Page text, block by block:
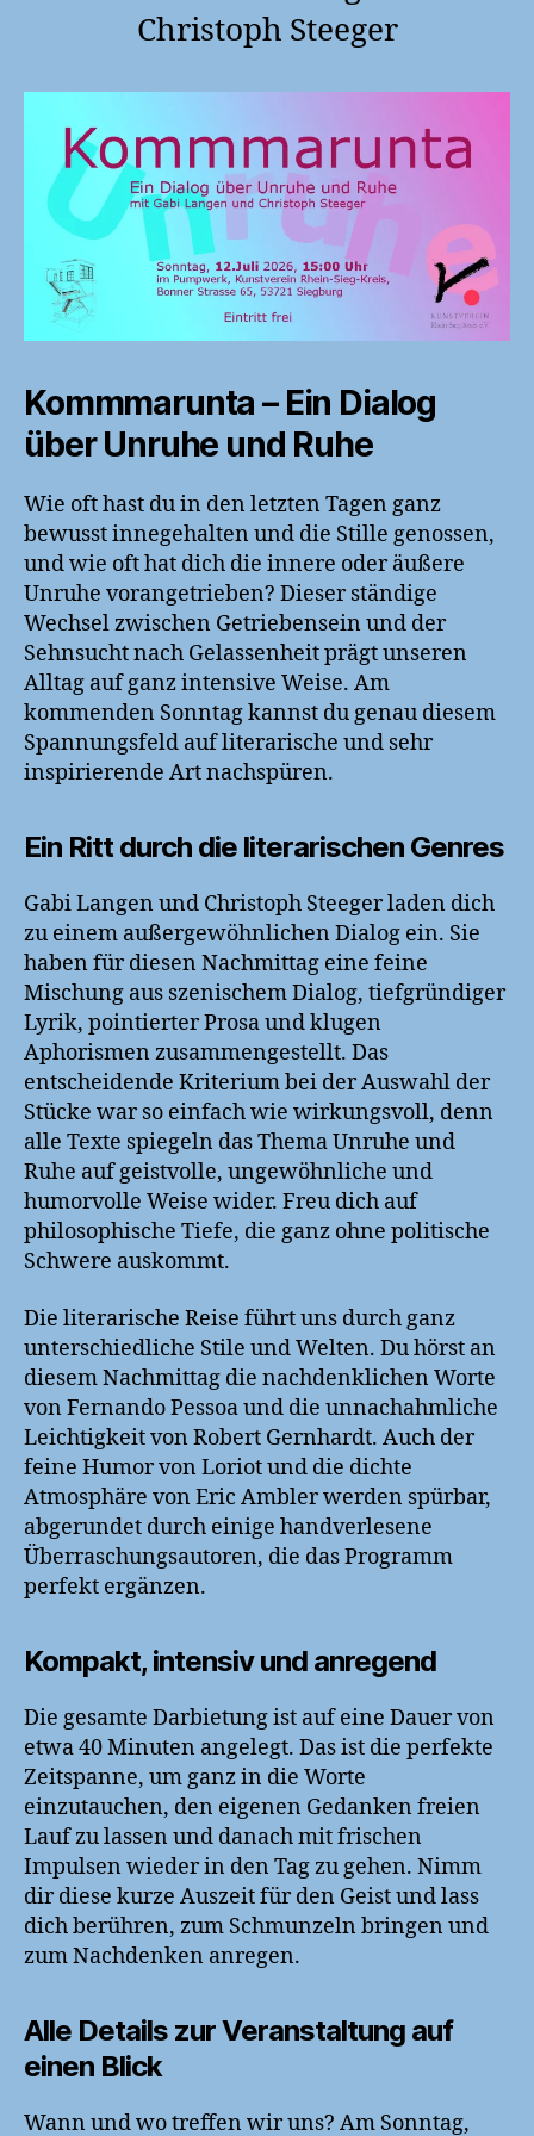
o
k
Christoph Steeger
Kommmarunta – Ein Dialog
über Unruhe und Ruhe
Wie oft hast du in den letzten Tagen ganz
bewusst innegehalten und die Stille genossen,
und wie oft hat dich die innere oder äußere
Unruhe vorangetrieben? Dieser ständige
Wechsel zwischen Getriebensein und der
Sehnsucht nach Gelassenheit prägt unseren
Alltag auf ganz intensive Weise. Am
kommenden Sonntag kannst du genau diesem
Spannungsfeld auf literarische und sehr
inspirierende Art nachspüren.
Ein Ritt durch die literarischen Genres
Gabi Langen und Christoph Steeger laden dich
zu einem außergewöhnlichen Dialog ein. Sie
haben für diesen Nachmittag eine feine
Mischung aus szenischem Dialog, tiefgründiger
Lyrik, pointierter Prosa und klugen
Aphorismen zusammengestellt. Das
entscheidende Kriterium bei der Auswahl der
Stücke war so einfach wie wirkungsvoll, denn
alle Texte spiegeln das Thema Unruhe und
Ruhe auf geistvolle, ungewöhnliche und
humorvolle Weise wider. Freu dich auf
philosophische Tiefe, die ganz ohne politische
Schwere auskommt.
Die literarische Reise führt uns durch ganz
unterschiedliche Stile und Welten. Du hörst an
diesem Nachmittag die nachdenklichen Worte
von Fernando Pessoa und die unnachahmliche
Leichtigkeit von Robert Gernhardt. Auch der
feine Humor von Loriot und die dichte
Atmosphäre von Eric Ambler werden spürbar,
abgerundet durch einige handverlesene
Überraschungsautoren, die das Programm
perfekt ergänzen.
Kompakt, intensiv und anregend
Die gesamte Darbietung ist auf eine Dauer von
etwa 40 Minuten angelegt. Das ist die perfekte
Zeitspanne, um ganz in die Worte
einzutauchen, den eigenen Gedanken freien
Lauf zu lassen und danach mit frischen
Impulsen wieder in den Tag zu gehen. Nimm
dir diese kurze Auszeit für den Geist und lass
dich berühren, zum Schmunzeln bringen und
zum Nachdenken anregen.
Alle Details zur Veranstaltung auf
einen Blick
Wann und wo treffen wir uns? Am Sonntag,